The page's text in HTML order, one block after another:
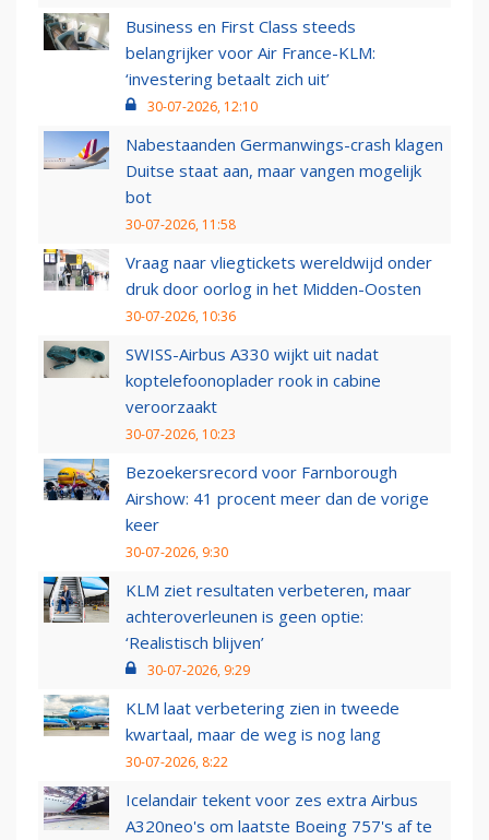
Business en First Class steeds
belangrijker voor Air France-KLM:
‘investering betaalt zich uit’
30-07-2026, 12:10
Nabestaanden Germanwings-crash klagen
Duitse staat aan, maar vangen mogelijk
bot
30-07-2026, 11:58
Vraag naar vliegtickets wereldwijd onder
druk door oorlog in het Midden-Oosten
30-07-2026, 10:36
SWISS-Airbus A330 wijkt uit nadat
koptelefoonoplader rook in cabine
veroorzaakt
30-07-2026, 10:23
Bezoekersrecord voor Farnborough
Airshow: 41 procent meer dan de vorige
keer
30-07-2026, 9:30
KLM ziet resultaten verbeteren, maar
achteroverleunen is geen optie:
‘Realistisch blijven’
30-07-2026, 9:29
KLM laat verbetering zien in tweede
kwartaal, maar de weg is nog lang
30-07-2026, 8:22
Icelandair tekent voor zes extra Airbus
A320neo's om laatste Boeing 757's af te